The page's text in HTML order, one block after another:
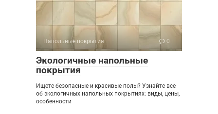
Напольные покрытия 0
Экологичные напольные
покрытия
Ищете безопасные и красивые полы? Узнайте все
об экологичных напольных покрытиях: виды, цены,
особенности